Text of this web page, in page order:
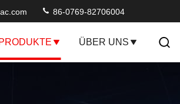
86-0769-82706004
PRODUKTE ÜBER UNS